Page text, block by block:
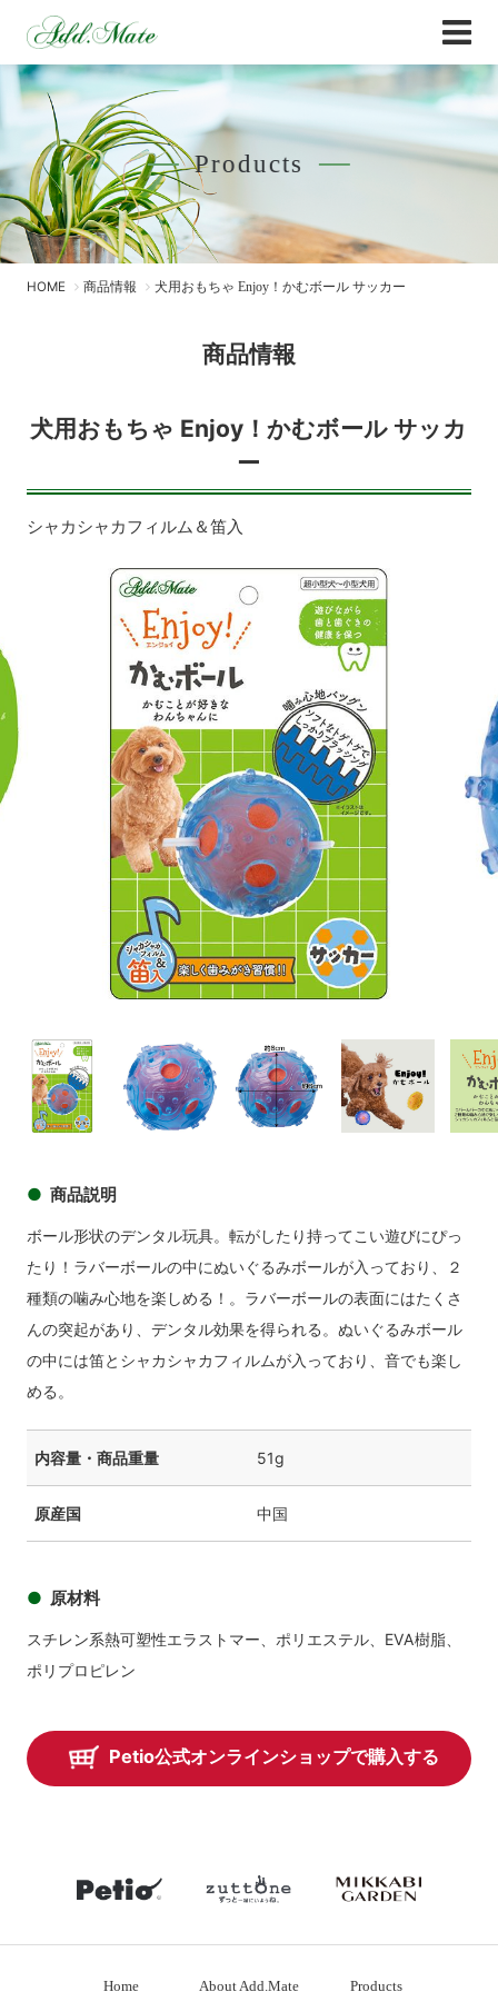
商品情報 - Add.Mate -アド・メイト オフィシ
Products
HOME 商品情報 犬用おもちゃ Enjoy！かむボール サッカー
商品情報
犬用おもちゃ Enjoy！かむボール サッカ
ー
シャカシャカフィルム＆笛入
商品説明
ボール形状のデンタル玩具。転がしたり持ってこい遊びにぴっ
たり！ラバーボールの中にぬいぐるみボールが入っており、２
種類の噛み心地を楽しめる！。ラバーボールの表面にはたくさ
んの突起があり、デンタル効果を得られる。ぬいぐるみボール
の中には笛とシャカシャカフィルムが入っており、音でも楽し
める。
内容量・商品重量 51g
原産国 中国
原材料
スチレン系熱可塑性エラストマー、ポリエステル、EVA樹脂、
ポリプロピレン
Petio公式オンラインショップで購入する
Home About Add.Mate Products